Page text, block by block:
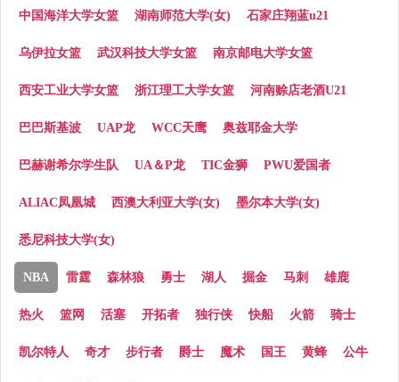
中国海洋大学女篮 湖南师范大学(女) 石家庄翔蓝u21
乌伊拉女篮 武汉科技大学女篮 南京邮电大学女篮
西安工业大学女篮 浙江理工大学女篮 河南赊店老酒U21
巴巴斯基波 UAP龙 WCC天鹰 奥兹耶金大学
巴赫谢希尔学生队 UA＆P龙 TIC金狮 PWU爱国者
ALIAC凤凰城 西澳大利亚大学(女) 墨尔本大学(女)
悉尼科技大学(女)
NBA 雷霆 森林狼 勇士 湖人 掘金 马刺 雄鹿
热火 篮网 活塞 开拓者 独行侠 快船 火箭 骑士
凯尔特人 奇才 步行者 爵士 魔术 国王 黄蜂 公牛